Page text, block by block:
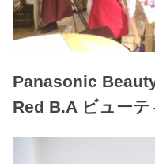
Panasonic
Red B.A ビュー